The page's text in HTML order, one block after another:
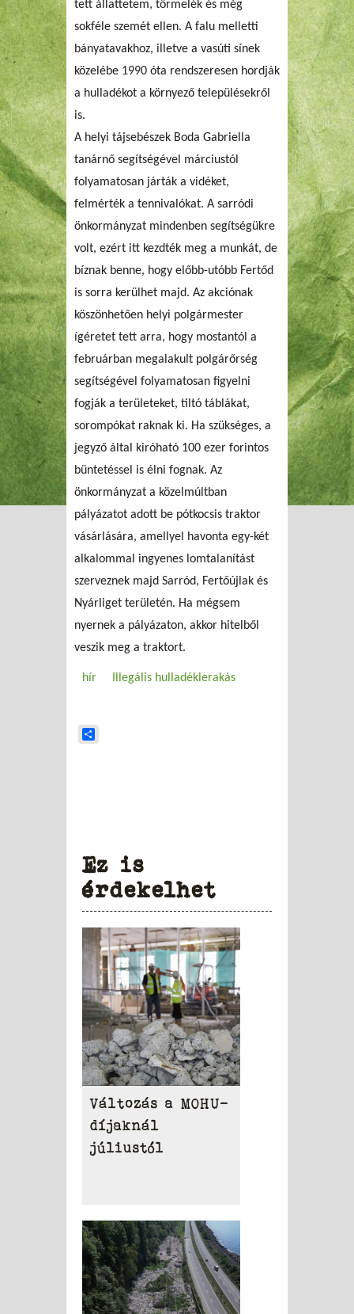
tett állattetem, törmelék és még
sokféle szemét ellen. A falu melletti
bányatavakhoz, illetve a vasúti sínek
közelébe 1990 óta rendszeresen hordják
a hulladékot a környező településekről
is.
A helyi tájsebészek Boda Gabriella
tanárnő segítségével márciustól
folyamatosan járták a vidéket,
felmérték a tennivalókat. A sarródi
önkormányzat mindenben segítségükre
volt, ezért itt kezdték meg a munkát, de
bíznak benne, hogy előbb-utóbb Fertőd
is sorra kerülhet majd. Az akciónak
köszönhetően helyi polgármester
ígéretet tett arra, hogy mostantól a
februárban megalakult polgárőrség
segítségével folyamatosan figyelni
fogják a területeket, tiltó táblákat,
sorompókat raknak ki. Ha szükséges, a
jegyző által kiróható 100 ezer forintos
büntetéssel is élni fognak. Az
önkormányzat a közelmúltban
pályázatot adott be pótkocsis traktor
vásárlására, amellyel havonta egy-két
alkalommal ingyenes lomtalanítást
szerveznek majd Sarród, Fertőújlak és
Nyárliget területén. Ha mégsem
nyernek a pályázaton, akkor hitelből
veszik meg a traktort.
hír Illegális hulladéklerakás
Ez is
érdekelhet
Változás a MOHU-
díjaknál
júliustól